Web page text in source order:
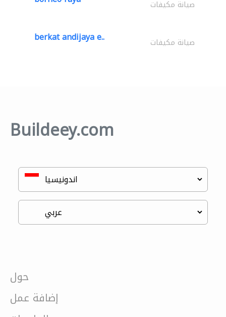
صيانة مكيفات
berkat andijaya e.. صيانة مكيفات
Buildeey.com
حول
إضافة عمل